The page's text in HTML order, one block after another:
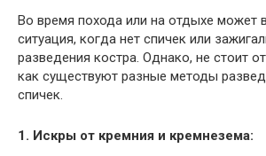
Во время похода или на отдыхе может
ситуация, когда нет спичек или
разведения костра. Однако, не стоит
как существуют разные методы
спичек.
1. Искры от кремния и кремнезема: